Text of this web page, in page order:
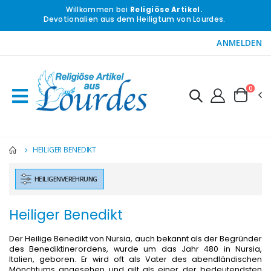
Willkommen bei Religiöse Artikel.
Devotionalien aus dem Heiligtum von Lourdes.
ANMELDEN
0
HEILIGER BENEDIKT
HEILIGENVEREHRUNG
Heiliger Benedikt
Der Heilige Benedikt von Nursia, auch bekannt als der Begründer
des Benediktinerordens, wurde um das Jahr 480 in Nursia,
Italien, geboren. Er wird oft als Vater des abendländischen